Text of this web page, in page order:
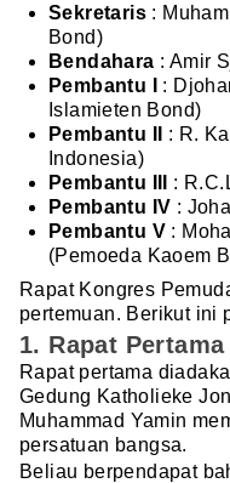
Sekretaris :
Bond)
Bendahara : Amir
Pembantu I
:
Islamieten Bond)
Pembantu II
: R.
Indonesia)
Pembantu III
:
Pembantu IV :
Pembantu V :
(Pemoeda Kaoem
Rapat Kongres
pertemuan. Berikut ini
1. Rapat Pertama
Rapat pertama
Gedung Katholieke
Muhammad Yamin
persatuan bangsa.
Beliau berpendapat